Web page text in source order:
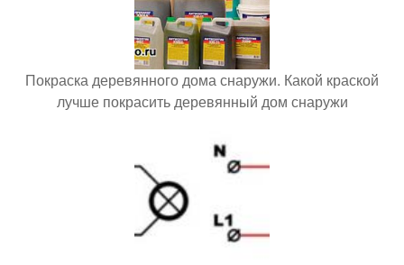
Покраска деревянного дома снаружи. Какой краской
лучше покрасить деревянный дом снаружи